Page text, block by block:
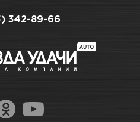
поверхностей при
520 мл
27/3
Вас самую
товара
342-89-66